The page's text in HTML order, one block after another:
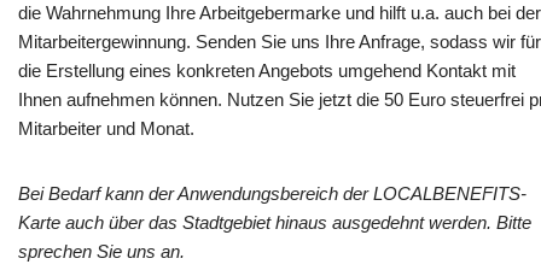
die Wahrnehmung Ihre Arbeitgebermarke und hilft u.a. auch bei der
Mitarbeitergewinnung. Senden Sie uns Ihre Anfrage, sodass wir für
die Erstellung eines konkreten Angebots umgehend Kontakt mit
Ihnen aufnehmen können. Nutzen Sie jetzt die 50 Euro steuerfrei
Mitarbeiter und Monat.
Bei Bedarf kann der Anwendungsbereich der LOCALBENEFITS-
Karte auch über das Stadtgebiet hinaus ausgedehnt werden. Bitte
sprechen Sie uns an.